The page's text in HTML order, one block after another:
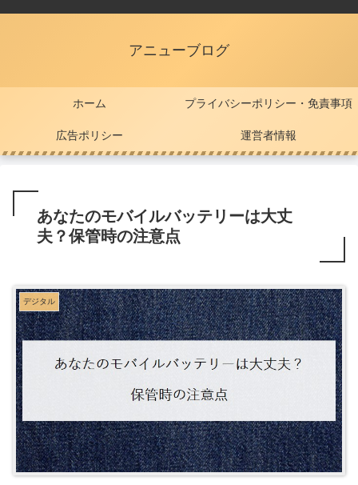
アニューブログ
ホーム プライバシーポリシー・免責事項
広告ポリシー 運営者情報
あなたのモバイルバッテリーは大丈
夫？保管時の注意点
デジタル